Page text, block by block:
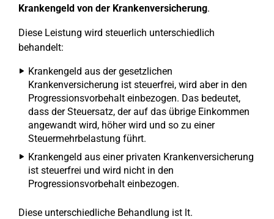
Krankengeld von der Krankenversicherung.
Diese Leistung wird steuerlich unterschiedlich
behandelt:
Krankengeld aus der gesetzlichen
Krankenversicherung ist steuerfrei, wird aber in den
Progressionsvorbehalt einbezogen. Das bedeutet,
dass der Steuersatz, der auf das übrige Einkommen
angewandt wird, höher wird und so zu einer
Steuermehrbelastung führt.
Krankengeld aus einer privaten Krankenversicherung
ist steuerfrei und wird nicht in den
Progressionsvorbehalt einbezogen.
Diese unterschiedliche Behandlung ist lt.